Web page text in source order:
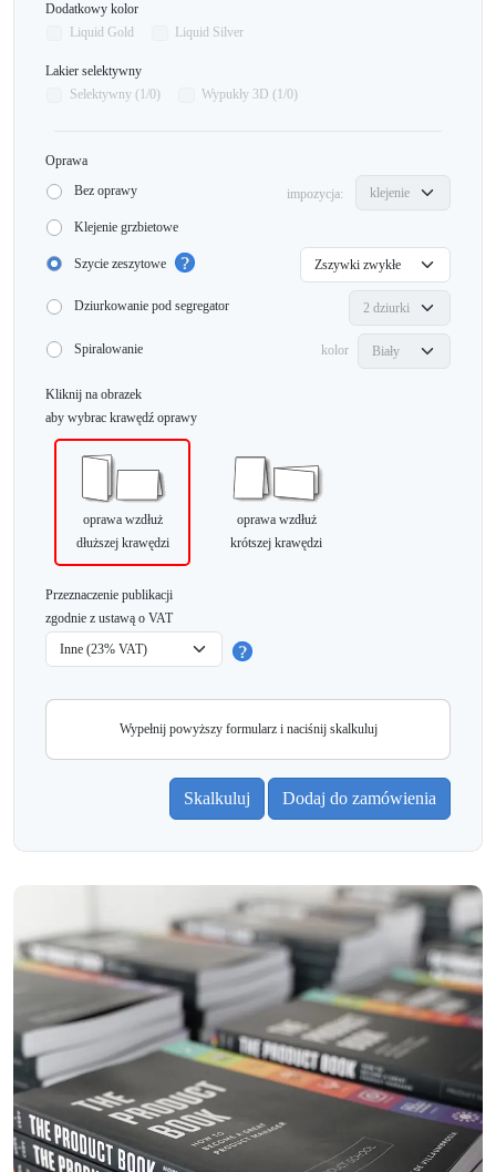
Dodatkowy kolor
Liquid Gold
Liquid Silver
Lakier selektywny
Selektywny (1/0)
Wypukły 3D (1/0)
Oprawa
Bez oprawy
impozycja:
Klejenie grzbietowe
Szycie zeszytowe
Dziurkowanie pod segregator
Spiralowanie kolor
Kliknij na obrazek
aby wybrac krawędź oprawy
oprawa wzdłuż
dłuższej krawędzi
oprawa wzdłuż
krótszej krawędzi
Przeznaczenie publikacji
zgodnie z ustawą o VAT
Wypełnij powyższy formularz i naciśnij skalkuluj